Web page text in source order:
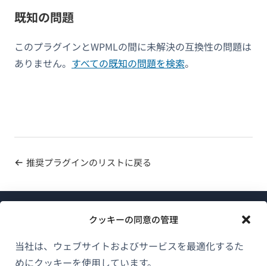
クッキーの同意の管理
当社は、ウェブサイトおよびサービスを最適化するた
めにクッキーを使用しています。
既知の問題
このプラグインとWPMLの間に未解決の互換性の問題は
ありません。 すべての既知の問題を検索。
推奨プラグインのリストに戻る